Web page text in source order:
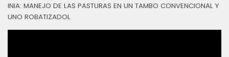
INIA: MANEJO DE LAS PASTURAS EN UN TAMBO CONVENCIONAL Y
UNO ROBATIZADOL